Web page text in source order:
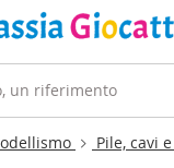
Pile, cavi